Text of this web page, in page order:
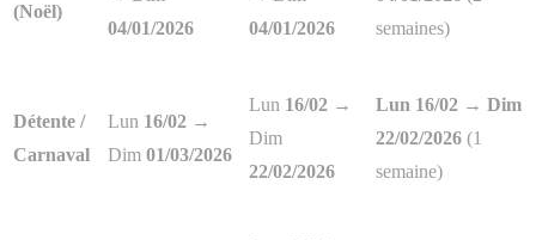
(Noël)
04/01/2026
04/01/2026
semaines)
Détente /
Carnaval
Lun 16/02 →
Dim 01/03/2026
Lun 16/02 →
Dim
22/02/2026
Lun 16/02 → Dim
22/02/2026 (1
semaine)